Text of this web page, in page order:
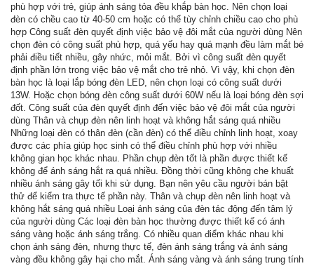
phù hợp với trẻ, giúp ánh sáng tỏa đều khắp bàn học. Nên chọn loại
đèn có chều cao từ 40-50 cm hoặc có thể tùy chỉnh chiều cao cho phù
hợp Công suất đèn quyết định việc bảo vệ đôi mắt của người dùng Nên
chọn đèn có công suất phù hợp, quá yếu hay quá mạnh đều làm mắt bé
phải điều tiết nhiều, gây nhức, mỏi mắt. Bởi vì công suất đèn quyết
định phần lớn trong việc bảo vệ mắt cho trẻ nhỏ. Vì vậy, khi chọn đèn
bàn học là loại lắp bóng đèn LED, nên chọn loại có công suất dưới
13W. Hoặc chọn bóng đèn công suất dưới 60W nếu là loại bóng đèn sợi
đốt. Công suất của đèn quyết định đến việc bảo vệ đôi mắt của người
dùng Thân và chụp đèn nên linh hoạt và không hắt sáng quá nhiều
Những loại đèn có thân đèn (cần đèn) có thể điều chỉnh linh hoạt, xoay
được các phía giúp học sinh có thể điều chỉnh phù hợp với nhiều
không gian học khác nhau. Phần chụp đèn tốt là phần được thiết kế
không để ánh sáng hắt ra quá nhiều. Đồng thời cũng không che khuất
nhiều ánh sáng gây tối khi sử dụng. Bạn nên yêu cầu người bán bật
thử để kiểm tra thực tế phần này. Thân và chụp đèn nên linh hoạt và
không hắt sáng quá nhiều Loại ánh sáng của đèn tác động đến tâm lý
của người dùng Các loại đèn bàn học thường được thiết kế có ánh
sáng vàng hoặc ánh sáng trắng. Có nhiều quan điểm khác nhau khi
chọn ánh sáng đèn, nhưng thực tế, đèn ánh sáng trắng và ánh sáng
vàng đều không gây hại cho mắt. Ánh sáng vàng và ánh sáng trung tính